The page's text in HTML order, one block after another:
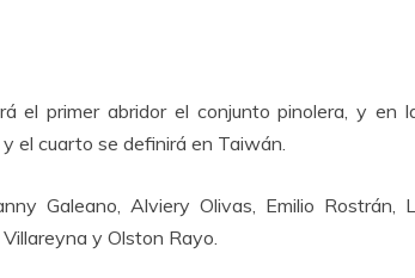
el primer abridor el conjunto pinolera, y en
el cuarto se definirá en Taiwán.
Galeano, Alviery Olivas, Emilio Rostrán,
y Olston Rayo.